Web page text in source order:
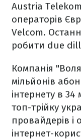
Austria
операторів
Velcom.
робити due
Компанія
мільйонів
інтернету в 34
топ-трійку
провайдерів і
інтернет-